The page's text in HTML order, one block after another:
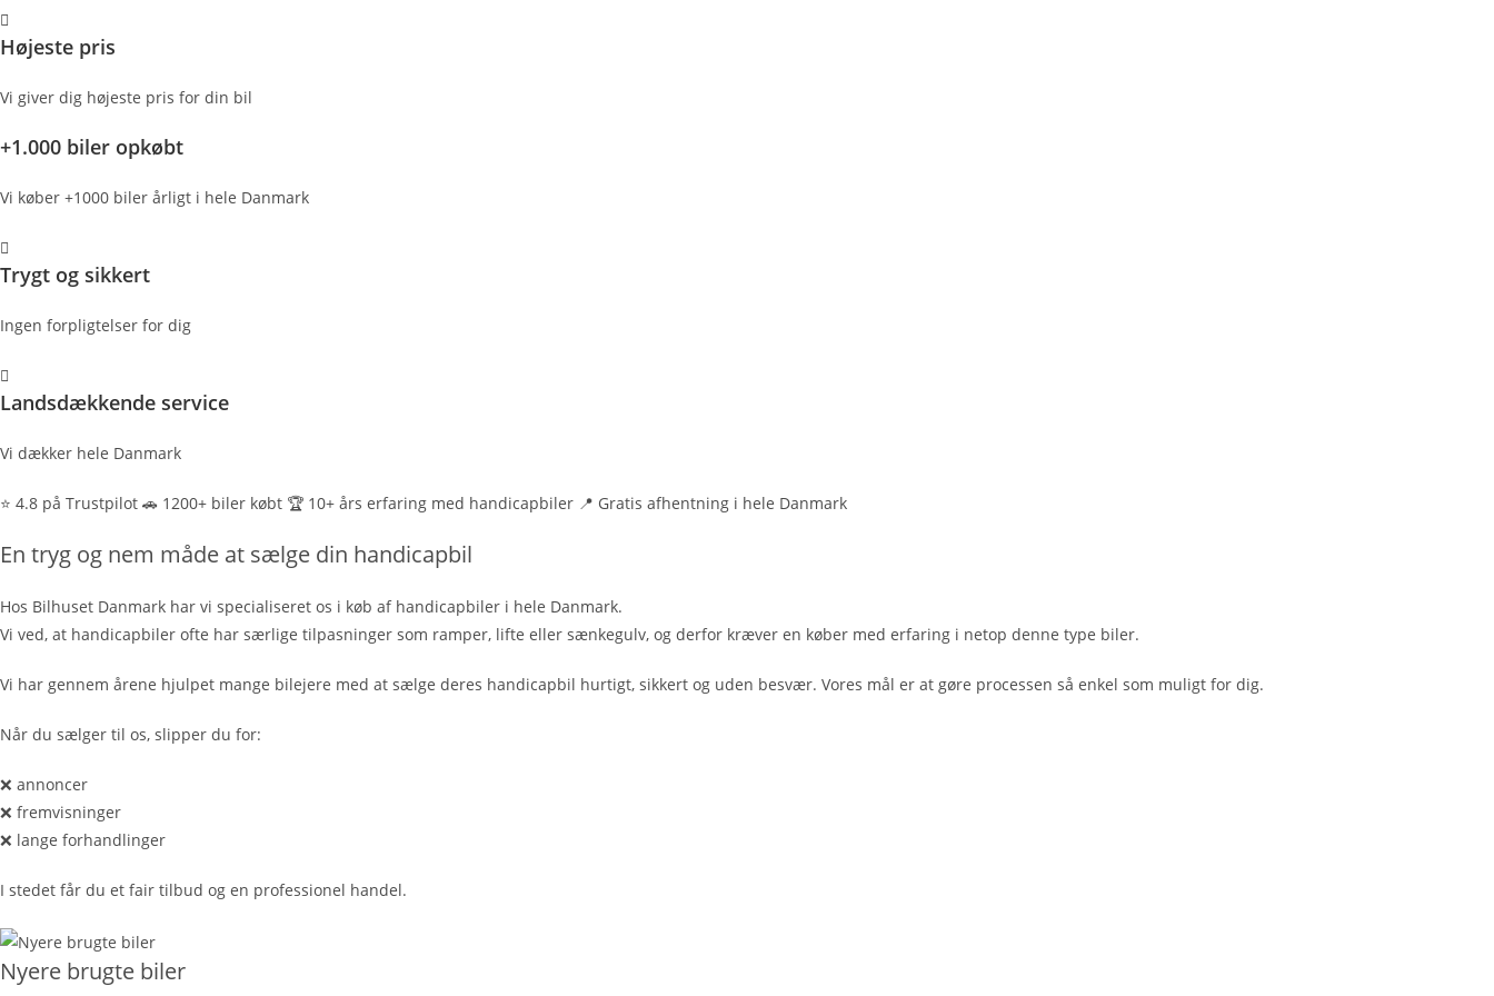
Højeste pris
Vi giver dig højeste pris for din bil
+1.000 biler opkøbt
Vi køber +1000 biler årligt i hele Danmark
Trygt og sikkert
Ingen forpligtelser for dig
Landsdækkende service
Vi dækker hele Danmark
⭐ 4.8 på Trustpilot 🚗 1200+ biler købt 🏆 10+ års erfaring med handicapbiler 📍 Gratis afhentning i hele Danmark
En tryg og nem måde at sælge din handicapbil
Hos Bilhuset Danmark har vi specialiseret os i køb af handicapbiler i hele Danmark.
Vi ved, at handicapbiler ofte har særlige tilpasninger som ramper, lifte eller sænkegulv, og derfor kræver en køber med erfaring i netop denne type biler.
Vi har gennem årene hjulpet mange bilejere med at sælge deres handicapbil hurtigt, sikkert og uden besvær. Vores mål er at gøre processen så enkel som muligt for dig.
Når du sælger til os, slipper du for:
❌ annoncer
❌ fremvisninger
❌ lange forhandlinger
I stedet får du et fair tilbud og en professionel handel.
Nyere brugte biler